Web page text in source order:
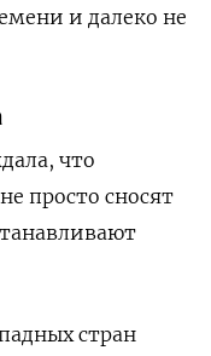
и далеко не
что
просто сносят
стран